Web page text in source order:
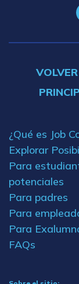
¿Qué es Job
Explorar
Para
potenciales
Para padres
Para
Para
FAQs